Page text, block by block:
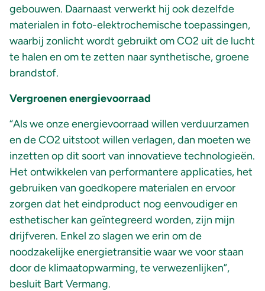
gebouwen. Daarnaast verwerkt hij ook dezelfde
materialen in foto-elektrochemische toepassingen,
waarbij zonlicht wordt gebruikt om CO2 uit de lucht
te halen en om te zetten naar synthetische, groene
brandstof.
Vergroenen energievoorraad
“Als we onze energievoorraad willen verduurzamen
en de CO2 uitstoot willen verlagen, dan moeten we
inzetten op dit soort van innovatieve technologieën.
Het ontwikkelen van performantere applicaties, het
gebruiken van goedkopere materialen en ervoor
zorgen dat het eindproduct nog eenvoudiger en
esthetischer kan geïntegreerd worden, zijn mijn
drijfveren. Enkel zo slagen we erin om de
noodzakelijke energietransitie waar we voor staan
door de klimaatopwarming, te verwezenlijken”,
besluit Bart Vermang.